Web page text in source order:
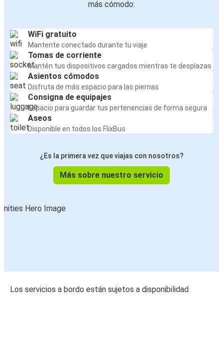
más cómodo:
WiFi gratuito
Mantente conectado durante tu viaje
Tomas de corriente
Mantén tus dispositivos cargados mientras te desplazas
Asientos cómodos
Disfruta de más espacio para las piernas
Consigna de equipajes
Espacio para guardar tus pertenencias de forma segura
Aseos
Disponible en todos los FlixBus
¿Es la primera vez que viajas con nosotros?
Más sobre nuestro servicio
Los servicios a bordo están sujetos a disponibilidad